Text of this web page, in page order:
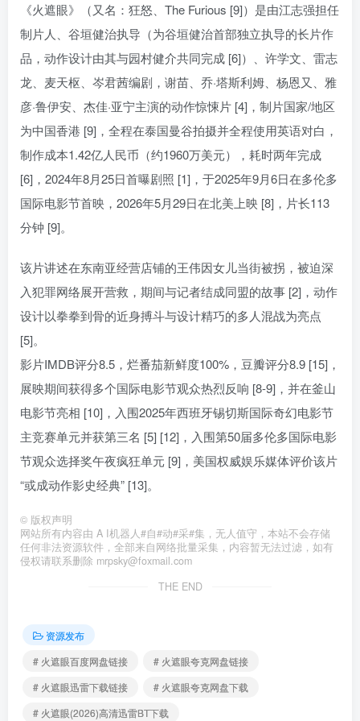
《火遮眼》（又名：狂怒、The Furious [9]）是由江志强担任
制片人、谷垣健治执导（为谷垣健治首部独立执导的长片作
品，动作设计由其与园村健介共同完成 [6]）、许学文、雷志
龙、麦天枢、岑君茜编剧，谢苗、乔·塔斯利姆、杨恩又、雅
彦·鲁伊安、杰佳·亚宁主演的动作惊悚片 [4]，制片国家/地区
为中国香港 [9]，全程在泰国曼谷拍摄并全程使用英语对白，
制作成本1.42亿人民币（约1960万美元），耗时两年完成
[6]，2024年8月25日首曝剧照 [1]，于2025年9月6日在多伦多
国际电影节首映，2026年5月29日在北美上映 [8]，片长113
分钟 [9]。
该片讲述在东南亚经营店铺的王伟因女儿当街被拐，被迫深
入犯罪网络展开营救，期间与记者结成同盟的故事 [2]，动作
设计以拳拳到骨的近身搏斗与设计精巧的多人混战为亮点
[5]。
影片IMDB评分8.5，烂番茄新鲜度100%，豆瓣评分8.9 [15]，
展映期间获得多个国际电影节观众热烈反响 [8-9]，并在釜山
电影节亮相 [10]，入围2025年西班牙锡切斯国际奇幻电影节
主竞赛单元并获第三名 [5] [12]，入围第50届多伦多国际电影
节观众选择奖午夜疯狂单元 [9]，美国权威娱乐媒体评价该片
“或成动作影史经典” [13]。
© 版权声明
网站所有内容由 A I机器人#自#动#采#集，无人值守，本站不会存储
任何非法资源软件，全部来自网络批量采集，内容暂无法过滤，如有
侵权请联系删除 mrpsky@foxmail.com
THE END
资源发布
# 火遮眼百度网盘链接
# 火遮眼夸克网盘链接
# 火遮眼迅雷下载链接
# 火遮眼夸克网盘下载
# 火遮眼(2026)高清迅雷BT下载